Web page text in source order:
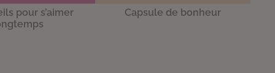
pour s’aimer
Capsule de bonheur